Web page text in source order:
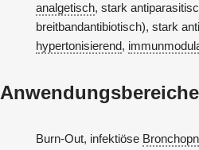
analgetisch, stark
breitbandantibiotisch), stark
hypertonisierend,
Anwendungsbereiche
Burn-Out, infektiöse